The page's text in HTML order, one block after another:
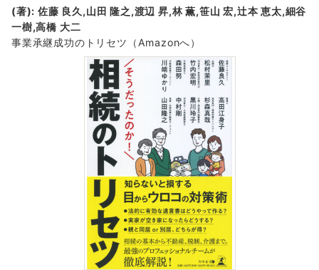
(著): 佐藤 良久,山田 隆之,渡辺 昇,林 薫,笹山 宏,辻本 恵太,細谷
一樹,高橋 大二
事業承継成功のトリセツ
（Amazonへ）